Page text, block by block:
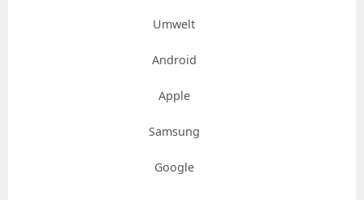
Umwelt
Android
Apple
Samsung
Google